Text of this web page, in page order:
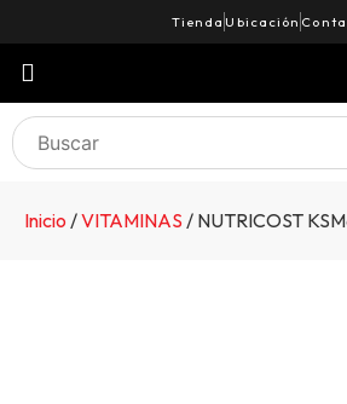
Tienda Ubicación
Inicio /VITAMINAS / NUTRICOST